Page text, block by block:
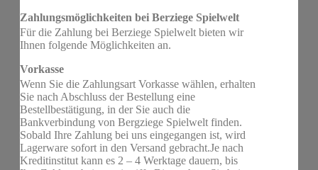
Zahlungsmöglichkeiten bei Berziege Spielwelt
Für die Zahlung bei Berziege Spielwelt bieten wir
Ihnen folgende Möglichkeiten an.
Vorkasse
Wenn Sie die Zahlungsart Vorkasse wählen, erhalten
Sie nach Abschluss der Bestellung eine
Bestellbestätigung, in der Sie auch die
Bankverbindung von Bergziege Spielwelt finden.
Sobald Ihre Zahlung bei uns eingegangen ist, wird
Lagerware sofort in den Versand gebracht.Je nach
Kreditinstitut kann es 2 – 4 Werktage dauern, bis